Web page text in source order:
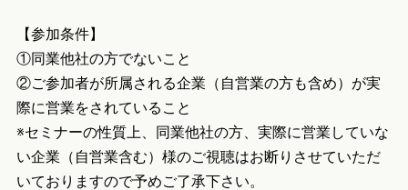
【参加条件】
①同業他社の方でないこと
②ご参加者が所属される企業（自営業の方も含め）が実
際に営業をされていること
※セミナーの性質上、同業他社の方、実際に営業していな
い企業（自営業含む）様のご視聴はお断りさせていただ
いておりますので予めご了承下さい。